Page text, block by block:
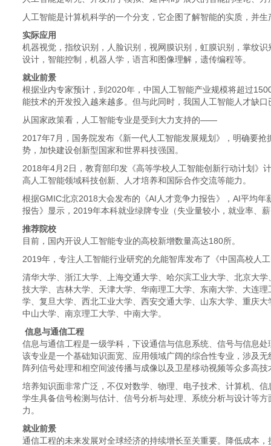
人工智能是计算机科学的一个分支，它企图了解智能的实质，并
实际应用
机器视觉，指纹识别，人脸识别，视网膜识别，虹膜识别，掌纹
设计，智能控制，机器人学，语言和图像理解，遗传编程等。
就业前景
根据业内专家预计，到2020年，中国人工智能产业规模将超过
能技术的开发投入越来越多。但与此同时，我国人工智能人才缺
从国家政策看，人工智能专业是受到大力支持的——
2017年7月，国务院发布《新一代人工智能发展规划》，明确要
势，加快建设创新型国家和世界科技强国。
2018年4月2日，教育部印发《高等学校人工智能创新行动计划》
高人工智能领域科技创新、人才培养和国际合作交流等能力。
根据GMIC北京2018大会发布的《AI人才竞争力报告》，AI平均
报告》显示，2019年本科就业绿牌专业（失业量较小，就业率、
推荐院校
目前，国内开设人工智能专业的高校新增数量高达180所。
2019年，专注人工智能行业研究的允能智库发布了《中国高校人
清华大学、浙江大学、上海交通大学、哈尔滨工业大学、北京大
技大学、吉林大学、天津大学、华南理工大学、东南大学、大连
学、复旦大学、西北工业大学、西安交通大学、山东大学、重庆
中山大学、南京理工大学、中南大学。
信息与通信工程
信息与通信工程是一级学科，下设通信与信息系统、信号与信息处
该专业是一个基础知识面宽、应用领域广阔的综合性专业，涉及
阵列信号处理和相空间波传播与成像以及卫星移动视频等众多高技
培养知识面非常广泛，不仅对数学、物理、电子技术、计算机、
学生具备信号检测与估计、信号分析与处理、系统分析与设计等
力。
就业前景
通信工程的未来发展对全球经济的持续增长至关重要。降低成本